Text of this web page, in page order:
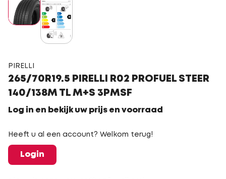
PIRELLI
265/70R19.5 PIRELLI R02 PROFUEL STEER
140/138M TL M+S 3PMSF
Log in en bekijk uw prijs en voorraad
Heeft u al een account? Welkom terug!
Login